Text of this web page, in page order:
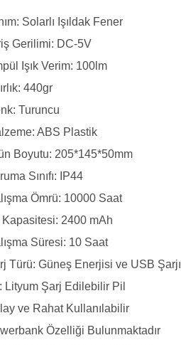
Solarlı Işıldak Fener
Gerilimi: DC-5V
Işık Verim: 100lm
440gr
Turuncu
ABS Plastik
Boyutu: 205*145*50mm
Sınıfı: IP44
Ömrü: 10000 Saat
Kapasitesi: 2400 mAh
Süresi: 10 Saat
Türü: Güneş Enerjisi ve USB Şarjı
Lityum Şarj Edilebilir Pil
ve Rahat Kullanılabilir
Özelliği Bulunmaktadır